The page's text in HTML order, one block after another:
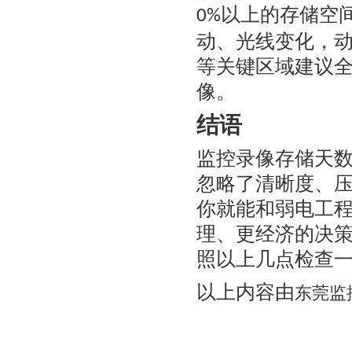
0%以上的存储空
动、光线变化，
等关键区域建议
像。
结语
监控录像存储天
忽略了清晰度、
你就能和弱电工
理、更经济的决
照以上几点检查
以上内容由东莞监